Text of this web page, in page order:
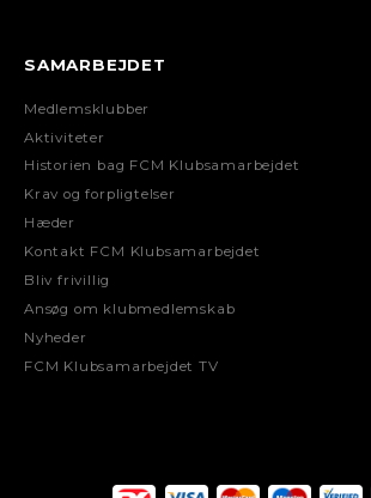
SAMARBEJDET
Medlemsklubber
Aktiviteter
Historien bag FCM Klubsamarbejdet
Krav og forpligtelser
Hæder
Kontakt FCM Klubsamarbejdet
Bliv frivillig
Ansøg om klubmedlemskab
Nyheder
FCM Klubsamarbejdet TV